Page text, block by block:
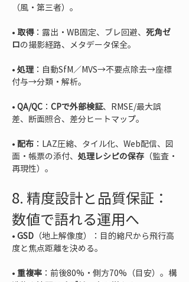
• 取得：露出・WB固定、ブレ回避、 死角ゼ
ロ
• 処理 ：自動SfM／MVS→不要点除去→座標
• QA/QC ： CPで外部検証、RMSE/最大誤
• 配布 ：LAZ圧縮、タイル化、Web配信、図
面・帳票の添付、 処理レシピの保存 （監査・
再現性）。
8. 精度設計と品質保証：
数値で語れる運用へ
• GSD （地上解像度）：目的縮尺から飛行高
• 重複率 ：前後80%・側方70%（目安）。構